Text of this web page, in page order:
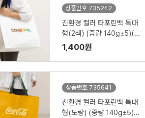
상품번호 735242
친환경 컬러 타포린백 특대
형(2색) (중량 140g±5)(5
30x300x380mm)
1,400원
상품번호 735641
친환경 컬러 타포린백 특대
형(노랑) (중량 140g±5)